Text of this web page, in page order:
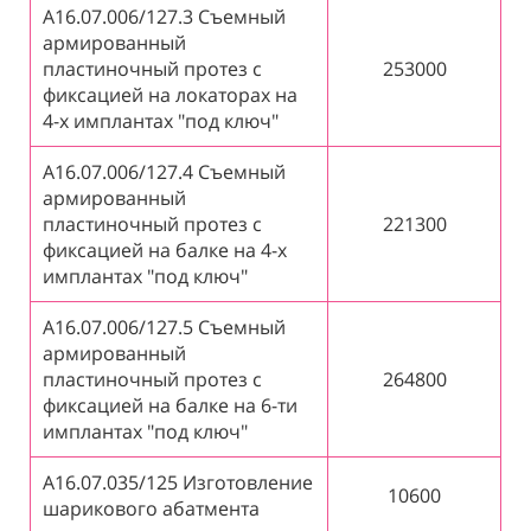
А16.07.006/127.3 Съемный
армированный
пластиночный протез с
фиксацией на локаторах на
4-х имплантах "под ключ"
253000
А16.07.006/127.4 Съемный
армированный
пластиночный протез с
фиксацией на балке на 4-х
имплантах "под ключ"
221300
А16.07.006/127.5 Съемный
армированный
пластиночный протез с
фиксацией на балке на 6-ти
имплантах "под ключ"
264800
А16.07.035/125 Изготовление
шарикового абатмента
10600